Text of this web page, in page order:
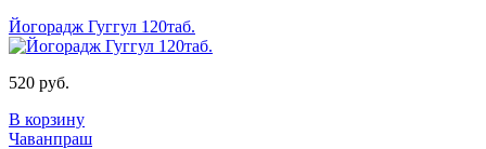
Йогорадж Гуггул 120таб.
520 руб.
В корзину
Чаванпраш